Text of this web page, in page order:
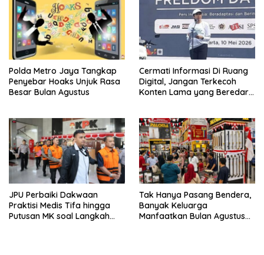
Polda Metro Jaya Tangkap
Penyebar Hoaks Unjuk Rasa
Besar Bulan Agustus
Cermati Informasi Di Ruang
Digital, Jangan Terkecoh
Konten Lama yang Beredar
JPU Perbaiki Dakwaan
Praktisi Medis Tifa hingga
Putusan MK soal Langkah
Tak Hanya Pasang Bendera,
Banyak Keluarga
Manfaatkan Bulan Agustus